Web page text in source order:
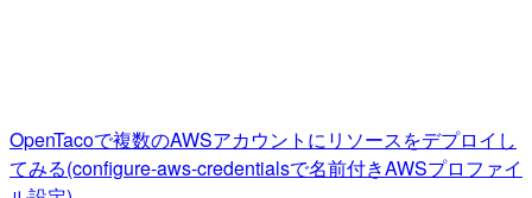
OpenTacoで複数のAWSアカウントにリソースをデプロイし
てみる(configure-aws-credentialsで名前付きAWSプロファイ